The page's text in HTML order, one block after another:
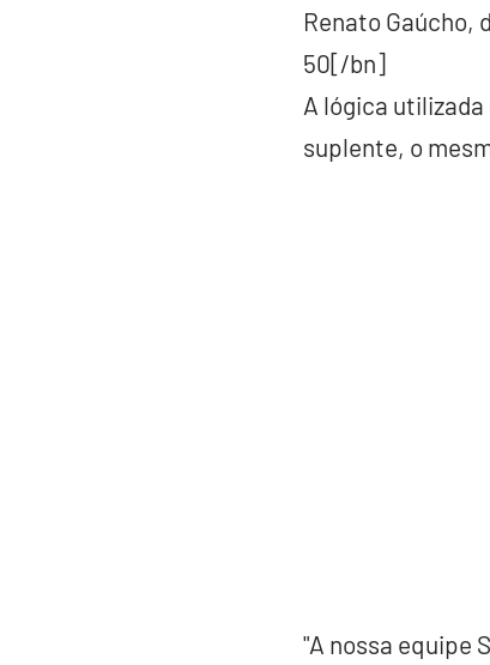
Renato Gaúcho,
50[/bn]
A lógica
suplente, o
"A nossa equipe